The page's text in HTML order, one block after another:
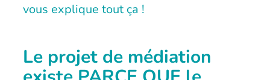
vous explique tout ça !
Le projet de médiation